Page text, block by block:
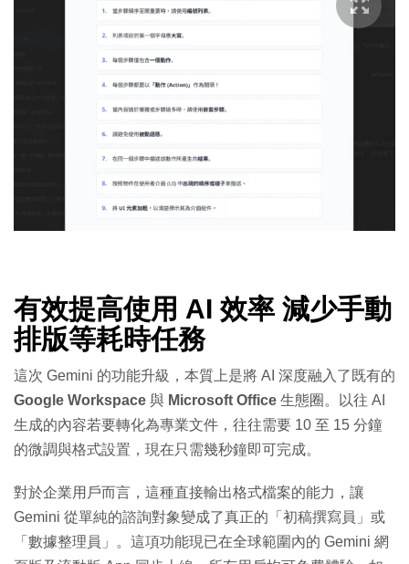
有效提高使用 AI 效率 減少手動
排版等耗時任務
這次 Gemini 的功能升級，本質上是將 AI 深度融入了既有的
Google Workspace 與 Microsoft Office 生態圈。以往 AI
生成的內容若要轉化為專業文件，往往需要 10 至 15 分鐘
的微調與格式設置，現在只需幾秒鐘即可完成。
對於企業用戶而言，這種直接輸出格式檔案的能力，讓
Gemini 從單純的諮詢對象變成了真正的「初稿撰寫員」或
「數據整理員」。這項功能現已在全球範圍內的 Gemini 網